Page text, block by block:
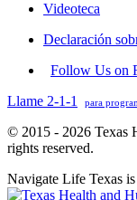
Videoteca
Declaración
Follow Us on
Llame 2-1-1
para
© 2015 - 2026 Texas
rights reserved.
Navigate Life Texas